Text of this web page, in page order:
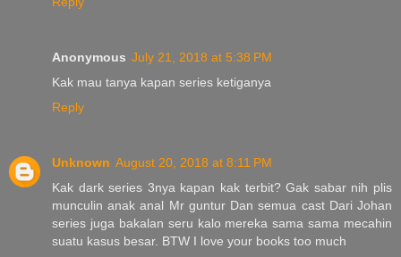
Anonymous July 21, 2018 at 5:38 PM
Kak mau tanya kapan series ketiganya
Reply
Unknown August 20, 2018 at 8:11 PM
Kak dark series 3nya kapan kak terbit? Gak sabar nih plis
munculin anak anal Mr guntur Dan semua cast Dari Johan
series juga bakalan seru kalo mereka sama sama mecahin
suatu kasus besar. BTW I love your books too much